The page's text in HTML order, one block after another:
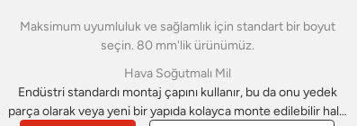
Maksimum uyumluluk ve sağlamlık için standart bir boyut
seçin. 80 mm'lik ürünümüz.
Hava Soğutmalı Mil
Endüstri standardı montaj çapını kullanır, bu da onu yedek
parça olarak veya yeni bir yapıda kolayca monte edilebilir hale